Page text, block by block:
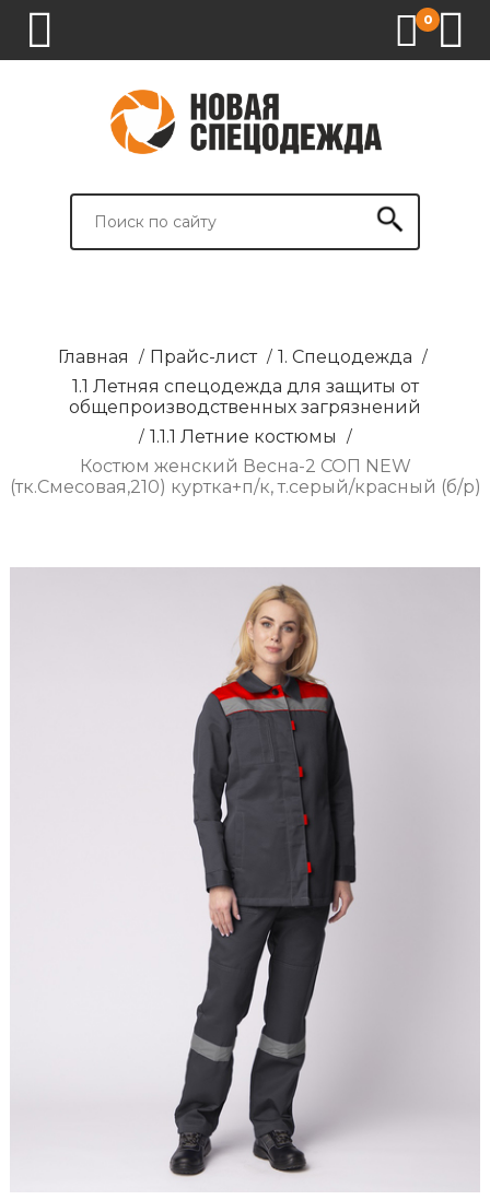
0
СПЕЦОДЕЖДА
СПЕЦОБУВЬ
СРЕДСТВА
ВСПОМОГАТЕЛЬНЫЕ
БРЕНДИРОВАНИЕ
Главная / Прайс-лист / 1. Спецодежда /
1.1 Летняя спецодежда для защиты от
общепроизводственных загрязнений
/ 1.1.1 Летние костюмы /
Костюм женский Весна-2 СОП NEW
(тк.Смесовая,210) куртка+п/к, т.серый/красный (б/р)